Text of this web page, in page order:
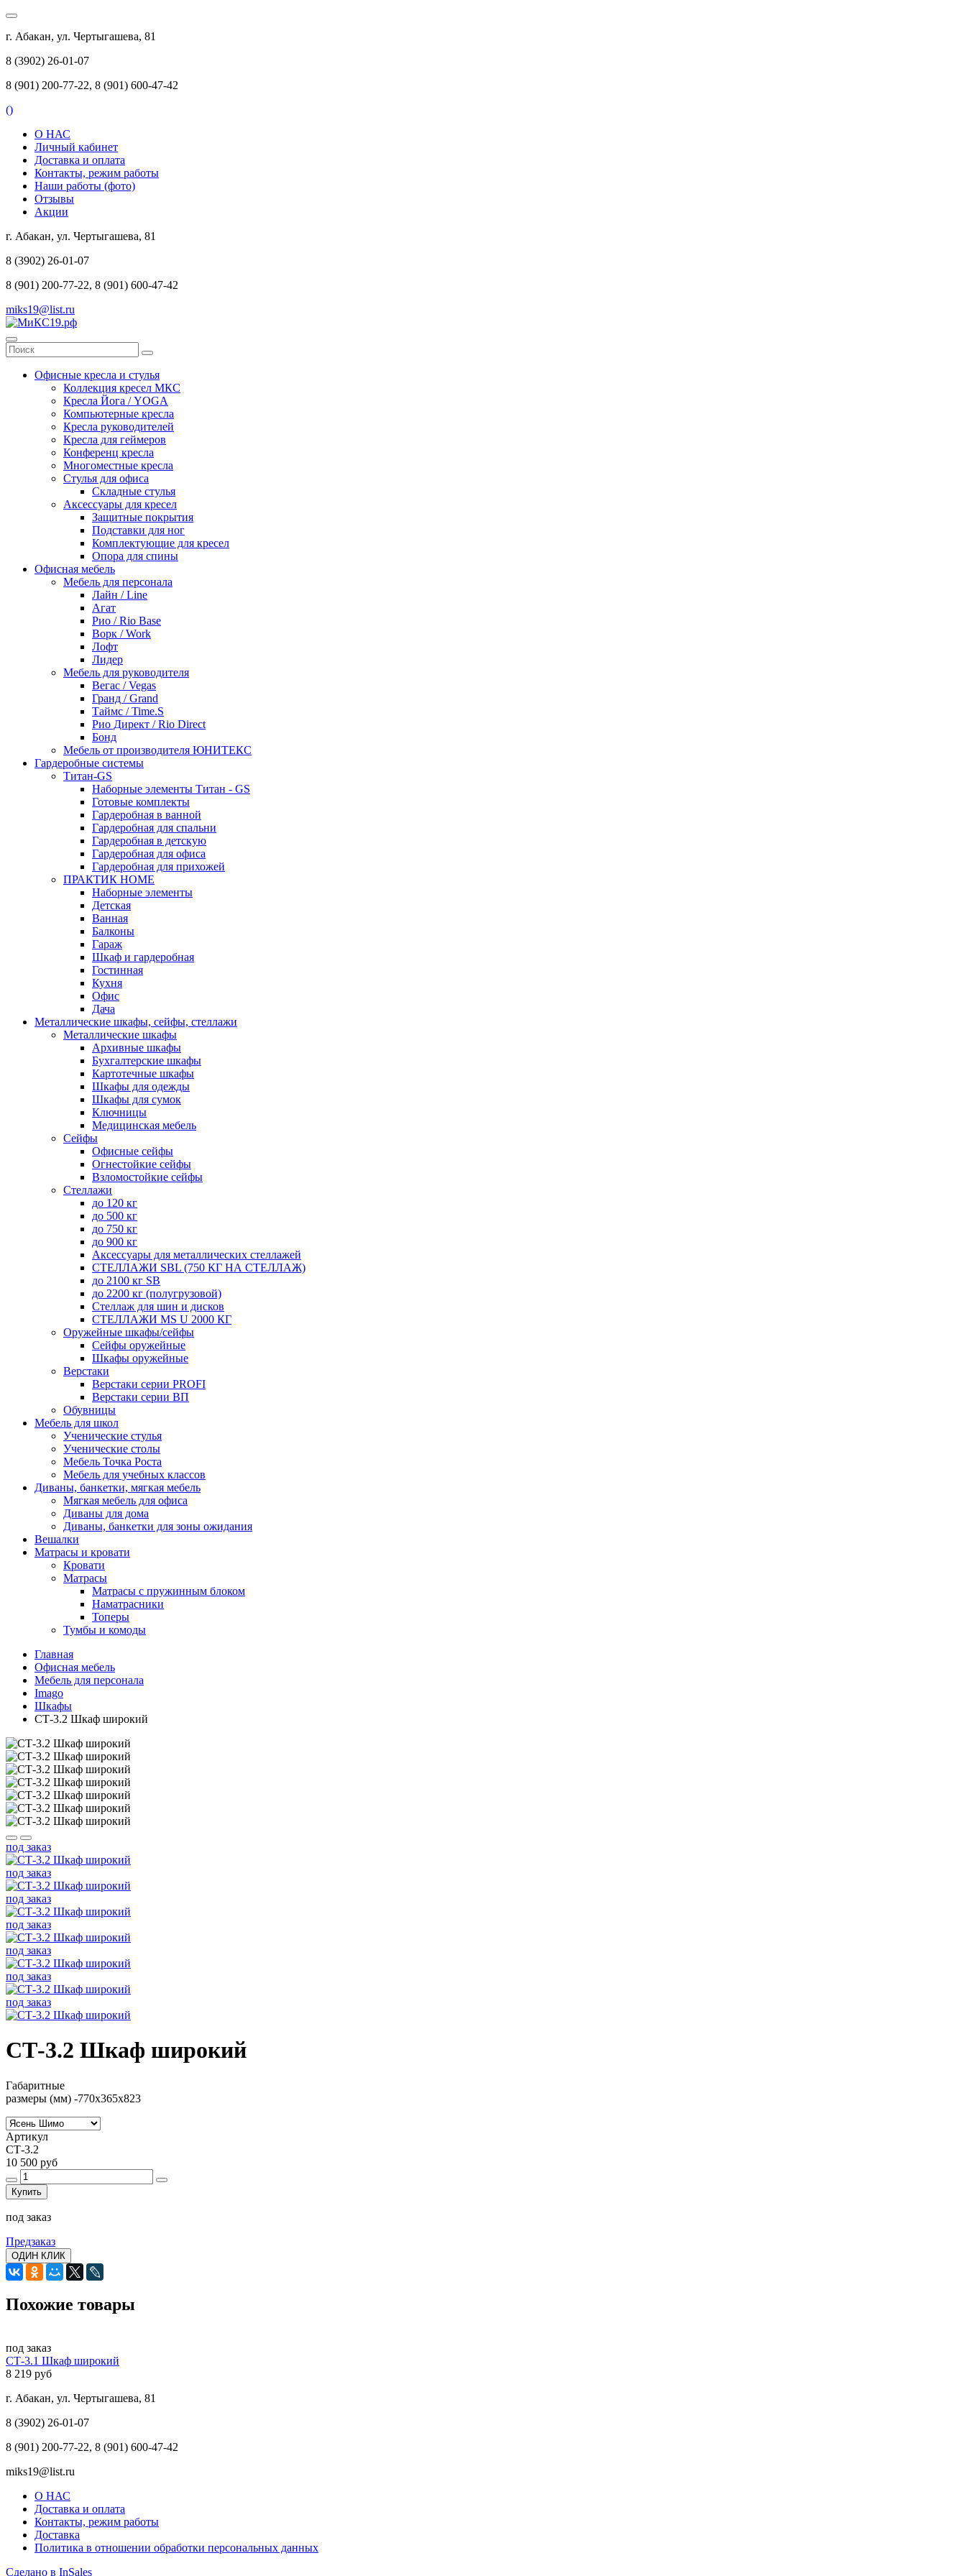
г. Абакан, ул. Чертыгашева, 81
8 (3902) 26-01-07
8 (901) 200-77-22, 8 (901) 600-47-42
()
О НАС
Личный кабинет
Доставка и оплата
Контакты, режим работы
Наши работы (фото)
Отзывы
Акции
г. Абакан, ул. Чертыгашева, 81
8 (3902) 26-01-07
8 (901) 200-77-22, 8 (901) 600-47-42
miks19@list.ru
Офисные кресла и стулья
Коллекция кресел МКС
Кресла Йога / YOGA
Компьютерные кресла
Кресла руководителей
Кресла для геймеров
Конференц кресла
Многоместные кресла
Стулья для офиса
Складные стулья
Аксессуары для кресел
Защитные покрытия
Подставки для ног
Комплектующие для кресел
Опора для спины
Офисная мебель
Мебель для персонала
Лайн / Line
Агат
Рио / Rio Base
Ворк / Work
Лофт
Лидер
Мебель для руководителя
Вегас / Vegas
Гранд / Grand
Таймс / Time.S
Рио Директ / Rio Direct
Бонд
Мебель от производителя ЮНИТЕКС
Гардеробные системы
Титан-GS
Наборные элементы Титан - GS
Готовые комплекты
Гардеробная в ванной
Гардеробная для спальни
Гардеробная в детскую
Гардеробная для офиса
Гардеробная для прихожей
ПРАКТИК HOME
Наборные элементы
Детская
Ванная
Балконы
Гараж
Шкаф и гардеробная
Гостинная
Кухня
Офис
Дача
Металлические шкафы, сейфы, стеллажи
Металлические шкафы
Архивные шкафы
Бухгалтерские шкафы
Картотечные шкафы
Шкафы для одежды
Шкафы для сумок
Ключницы
Медицинская мебель
Сейфы
Офисные сейфы
Огнестойкие сейфы
Взломостойкие сейфы
Стеллажи
до 120 кг
до 500 кг
до 750 кг
до 900 кг
Аксессуары для металлических стеллажей
СТЕЛЛАЖИ SBL (750 КГ НА СТЕЛЛАЖ)
до 2100 кг SB
до 2200 кг (полугрузовой)
Стеллаж для шин и дисков
СТЕЛЛАЖИ MS U 2000 КГ
Оружейные шкафы/сейфы
Сейфы оружейные
Шкафы оружейные
Верстаки
Верстаки серии PROFI
Верстаки серии ВП
Обувницы
Мебель для школ
Ученические стулья
Ученические столы
Мебель Точка Роста
Мебель для учебных классов
Диваны, банкетки, мягкая мебель
Мягкая мебель для офиса
Диваны для дома
Диваны, банкетки для зоны ожидания
Вешалки
Матрасы и кровати
Кровати
Матрасы
Матрасы с пружинным блоком
Наматрасники
Топеры
Тумбы и комоды
Главная
Офисная мебель
Мебель для персонала
Imago
Шкафы
СТ-3.2 Шкаф широкий
под заказ
под заказ
под заказ
под заказ
под заказ
под заказ
под заказ
СТ-3.2 Шкаф широкий
Габаритные
размеры (мм) -770х365х823
Артикул
СТ-3.2
10 500 руб
Купить
под заказ
Предзаказ
ОДИН КЛИК
Похожие товары
под заказ
СТ-3.1 Шкаф широкий
8 219 руб
г. Абакан, ул. Чертыгашева, 81
8 (3902) 26-01-07
8 (901) 200-77-22, 8 (901) 600-47-42
miks19@list.ru
О НАС
Доставка и оплата
Контакты, режим работы
Доставка
Политика в отношении обработки персональных данных
Сделано в InSales